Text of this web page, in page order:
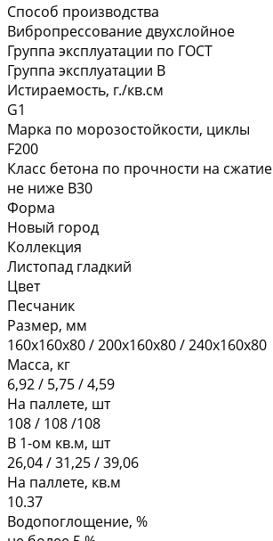
Способ производства
Вибропрессование двухслойное
Группа эксплуатации по ГОСТ
Группа эксплуатации В
Истираемость, г./кв.см
G1
Марка по морозостойкости, циклы
F200
Класс бетона по прочности на сжатие
не ниже В30
Форма
Новый город
Коллекция
Листопад гладкий
Цвет
Песчаник
Размер, мм
160х160х80 / 200х160х80 / 240х160х80
Масса, кг
6,92 / 5,75 / 4,59
На паллете, шт
108 / 108 /108
В 1-ом кв.м, шт
26,04 / 31,25 / 39,06
На паллете, кв.м
10.37
Водопоглощение, %